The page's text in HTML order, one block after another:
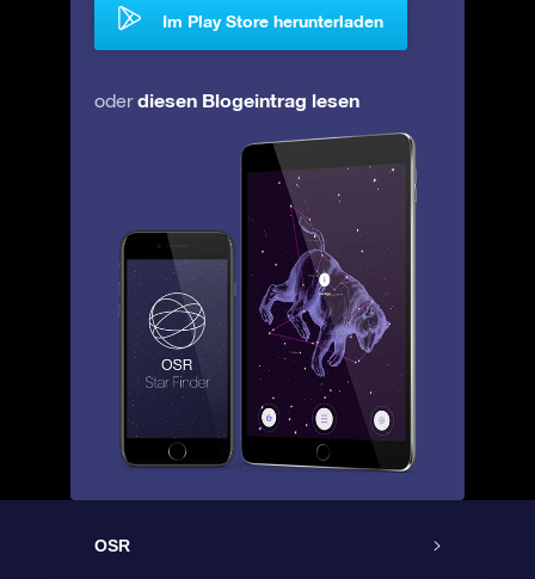
Im Play Store herunterladen
oderdiesen Blogeintrag lesen
OSR